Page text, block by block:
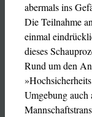
abermals ins
Die Teilnahme
einmal
dieses
Rund um den
Umgebung auch